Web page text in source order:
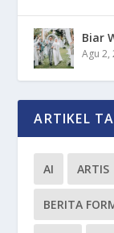
Biar
Agu 2,
ARTIKEL
AI ARTIS
BERITA